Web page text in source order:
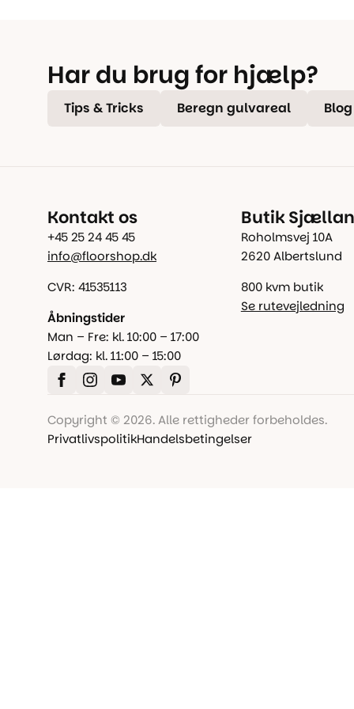
Har du brug for hjælp?
Tips & Tricks Beregn gulvareal Blog
Kontakt os
+45 25 24 45 45
info@floorshop.dk
CVR: 41535113
Åbningstider
Man – Fre: kl. 10:00 – 17:00
Lørdag: kl. 11:00 – 15:00
Butik
Roholmsvej 10A
2620 Albertslund
800 kvm butik
Se rutevejledning
Copyright © 2026. Alle rettigheder forbeholdes.
PrivatlivspolitikHandelsbetingelser